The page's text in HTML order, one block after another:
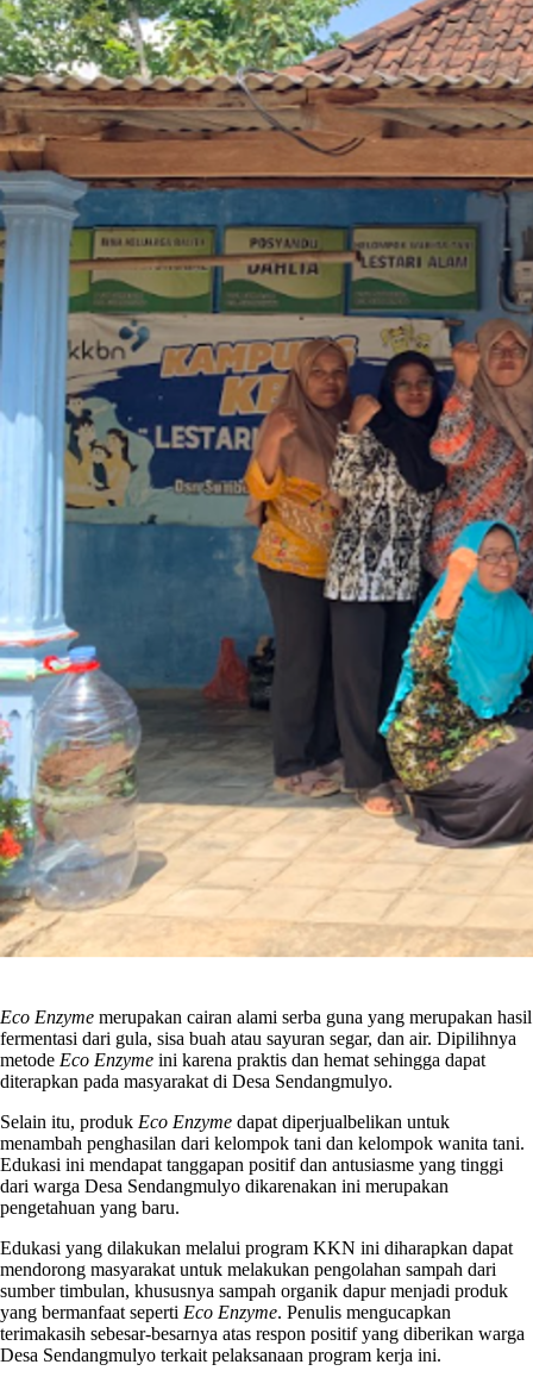
Eco Enzyme merupakan cairan alami serba guna yang merupakan hasil
fermentasi dari gula, sisa buah atau sayuran segar, dan air. Dipilihnya
metode Eco Enzyme ini karena praktis dan hemat sehingga dapat
diterapkan pada masyarakat di Desa Sendangmulyo.
Selain itu, produk Eco Enzyme dapat diperjualbelikan untuk
menambah penghasilan dari kelompok tani dan kelompok wanita tani.
Edukasi ini mendapat tanggapan positif dan antusiasme yang tinggi
dari warga Desa Sendangmulyo dikarenakan ini merupakan
pengetahuan yang baru.
Edukasi yang dilakukan melalui program KKN ini diharapkan dapat
mendorong masyarakat untuk melakukan pengolahan sampah dari
sumber timbulan, khususnya sampah organik dapur menjadi produk
yang bermanfaat seperti Eco Enzyme. Penulis mengucapkan
terimakasih sebesar-besarnya atas respon positif yang diberikan warga
Desa Sendangmulyo terkait pelaksanaan program kerja ini.